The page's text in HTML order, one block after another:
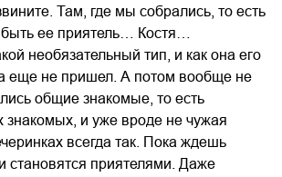
Там, где мы собрались, то есть
ее приятель… Костя…
необязательный тип, и как она его
еще не пришел. А потом вообще не
общие знакомые, то есть
и уже вроде не чужая
всегда так. Пока ждешь
становятся приятелями. Даже